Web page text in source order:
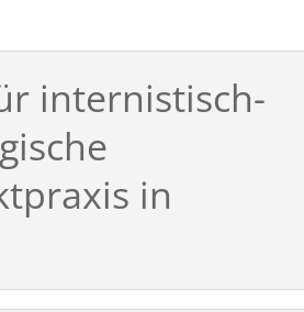
internistisch-
in